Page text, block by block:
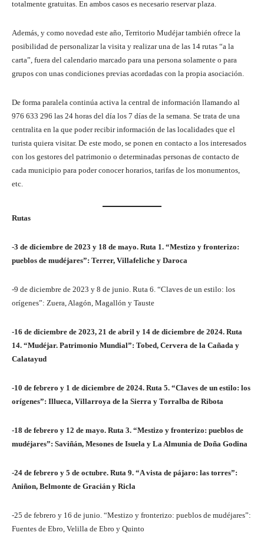
totalmente gratuitas. En ambos casos es necesario reservar plaza.
Además, y como novedad este año, Territorio Mudéjar también ofrece la
posibilidad de personalizar la visita y realizar una de las 14 rutas “a la
carta”, fuera del calendario marcado para una persona solamente o para
grupos con unas condiciones previas acordadas con la propia asociación.
De forma paralela continúa activa la central de información llamando al
976 633 296 las 24 horas del día los 7 días de la semana. Se trata de una
centralita en la que poder recibir información de las localidades que el
turista quiera visitar. De este modo, se ponen en contacto a los interesados
con los gestores del patrimonio o determinadas personas de contacto de
cada municipio para poder conocer horarios, tarifas de los monumentos,
etc.
Rutas
-3 de diciembre de 2023 y 18 de mayo. Ruta 1. “Mestizo y fronterizo:
pueblos de mudéjares”: Terrer, Villafeliche y Daroca
-9 de diciembre de 2023 y 8 de junio. Ruta 6. “Claves de un estilo: los
orígenes”: Zuera, Alagón, Magallón y Tauste
-16 de diciembre de 2023, 21 de abril y 14 de diciembre de 2024. Ruta
14. “Mudéjar. Patrimonio Mundial”: Tobed, Cervera de la Cañada y
Calatayud
-10 de febrero y 1 de diciembre de 2024. Ruta 5. “Claves de un estilo: los
orígenes”: Illueca, Villarroya de la Sierra y Torralba de Ribota
-18 de febrero y 12 de mayo. Ruta 3. “Mestizo y fronterizo: pueblos de
mudéjares”: Saviñán, Mesones de Isuela y La Almunia de Doña Godina
-24 de febrero y 5 de octubre. Ruta 9. “A vista de pájaro: las torres”:
Aniñon, Belmonte de Gracián y Ricla
-25 de febrero y 16 de junio. “Mestizo y fronterizo: pueblos de mudéjares”:
Fuentes de Ebro, Velilla de Ebro y Quinto